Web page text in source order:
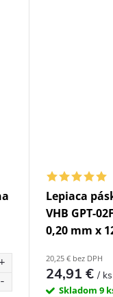
Lepiaca
VHB GPT-
0,20 mm x
20,25 € bez DPH
24,91 €/ ks
Skladom 9